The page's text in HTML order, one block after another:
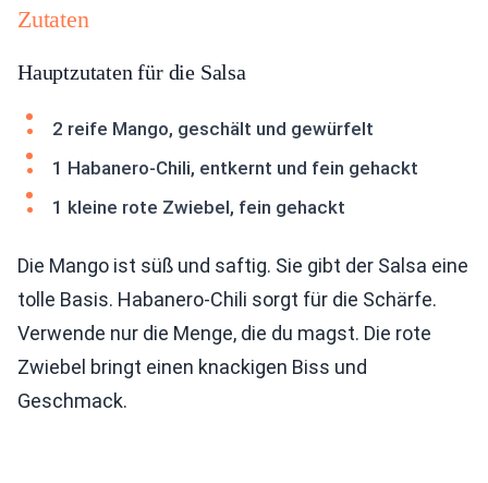
Zutaten
Hauptzutaten für die Salsa
2 reife Mango, geschält und gewürfelt
1 Habanero-Chili, entkernt und fein gehackt
1 kleine rote Zwiebel, fein gehackt
Die Mango ist süß und saftig. Sie gibt der Salsa eine
tolle Basis. Habanero-Chili sorgt für die Schärfe.
Verwende nur die Menge, die du magst. Die rote
Zwiebel bringt einen knackigen Biss und
Geschmack.